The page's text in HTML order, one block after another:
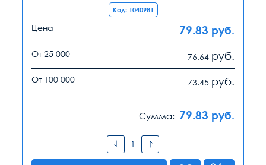
Код: 1040981
Цена 79.83 руб.
От 25 000 76.64 руб.
От 100 000 73.45 руб.
Сумма: 79.83 руб.